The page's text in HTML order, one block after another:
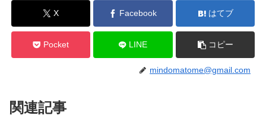
X Facebook はてブ
Pocket LINE コピー
mindomatome@gmail.com
関連記事